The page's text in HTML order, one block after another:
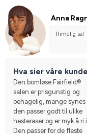
Anna
Rimelig sal
Hva sier våre
Den bomløse Fairfield®
salen er prisgunstig og
behagelig, mange synes
den passer godt til ulike
hesteraser og er myk å ri i.
Den passer for de fleste